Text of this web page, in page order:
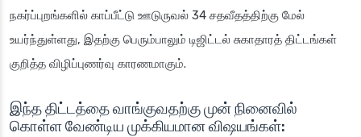
நகர்ப்புறங்களில் காப்பீட்டு ஊடுருவல் 34 சதவீதத்திற்கு மேல்
உயர்ந்துள்ளது, இதற்கு பெரும்பாலும் டிஜிட்டல் சுகாதாரத் திட்டங்கள்
குறித்த விழிப்புணர்வு காரணமாகும்.
இந்த திட்டத்தை வாங்குவதற்கு முன் நினைவில்
கொள்ள வேண்டிய முக்கியமான விஷயங்கள்: